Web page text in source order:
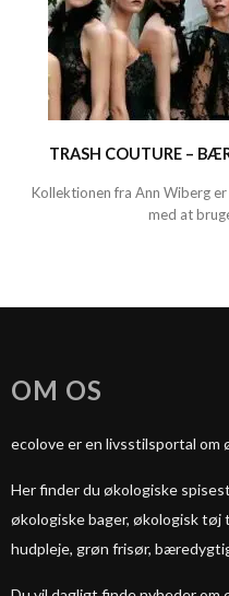
TRASH COUTURE –
Kollektionen fra Ann Wiberg
med at
OM OS
ecolove er en livsstilsportal
Her finder du økologiske
økologiske bager, økologisk tøj
hudpleje, grøn frisør,